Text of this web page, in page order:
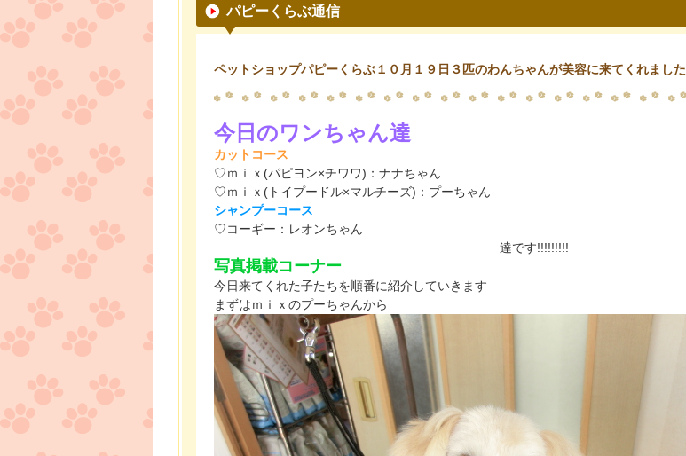
パピーくらぶ通信
ペットショップパピーくらぶ１０月１９日３匹のわんちゃんが美容に来てくれました
今日のワンちゃん達
カットコース
♡ｍｉｘ(パピヨン×チワワ)：ナナちゃん
♡ｍｉｘ(トイプードル×マルチーズ)：プーちゃん
シャンプーコース
♡コーギー：レオンちゃん
達です!!!!!!!!!
写真掲載コーナー
今日来てくれた子たちを順番に紹介していきます
まずはｍｉｘのプーちゃんから